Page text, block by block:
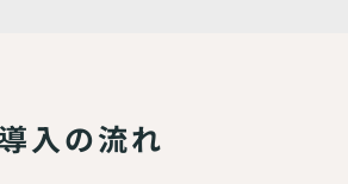
導入の流れ